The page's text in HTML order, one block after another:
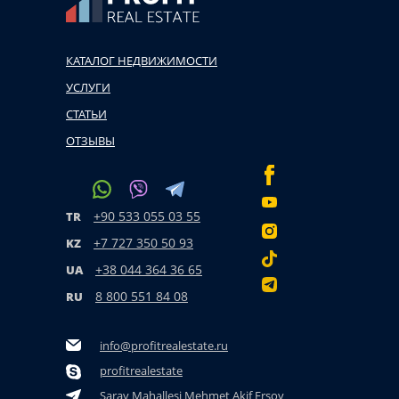
КАТАЛОГ НЕДВИЖИМОСТИ
УСЛУГИ
СТАТЬИ
ОТЗЫВЫ
TR +90 533 055 03 55
KZ +7 727 350 50 93
UA +38 044 364 36 65
RU 8 800 551 84 08
info@profitrealestate.ru
profitrealestate
Saray Mahallesi Mehmet Akif Ersoy